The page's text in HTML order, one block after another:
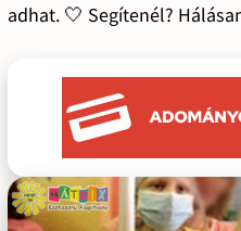
adhat. 🤍 Segítenél?